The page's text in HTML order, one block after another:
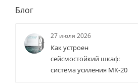
Блог
27 июля 2026
Как устроен
сейсмостойкий шкаф:
система усиления МК-20